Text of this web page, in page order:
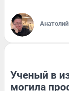
Ученый в
могила